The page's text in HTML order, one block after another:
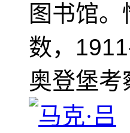
图书馆
数，
奥登堡